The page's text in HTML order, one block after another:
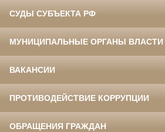
СУДЫ СУБЪЕКТА РФ
МУНИЦИПАЛЬНЫЕ ОРГАНЫ ВЛАСТИ
ВАКАНСИИ
ПРОТИВОДЕЙСТВИЕ КОРРУПЦИИ
ОБРАЩЕНИЯ ГРАЖДАН